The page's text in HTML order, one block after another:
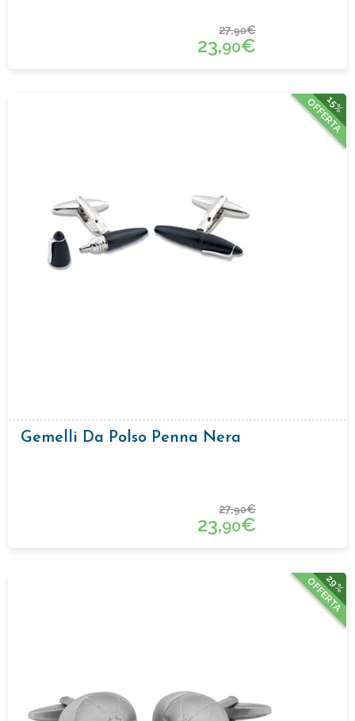
27,90€
23,90€
15%
OFFERTA
Gemelli Da Polso Penna Nera
27,90€
23,90€
29%
OFFERTA